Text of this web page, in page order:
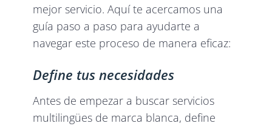
mejor servicio. Aquí te acercamos una
guía paso a paso para ayudarte a
navegar este proceso de manera eficaz:
Define tus necesidades
Antes de empezar a buscar servicios
multilingües de marca blanca, define